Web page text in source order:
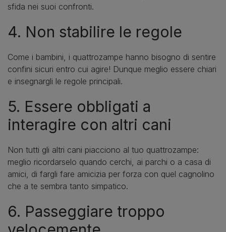
sfida nei suoi confronti.
4. Non stabilire le regole
Come i bambini, i quattrozampe hanno bisogno di sentire
confini sicuri entro cui agire! Dunque meglio essere chiari
e insegnargli le regole principali.
5. Essere obbligati a
interagire con altri cani
Non tutti gli altri cani piacciono al tuo quattrozampe:
meglio ricordarselo quando cerchi, ai parchi o a casa di
amici, di fargli fare amicizia per forza con quel cagnolino
che a te sembra tanto simpatico.
6. Passeggiare troppo